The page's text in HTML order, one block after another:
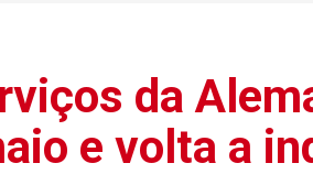
da
e volta a